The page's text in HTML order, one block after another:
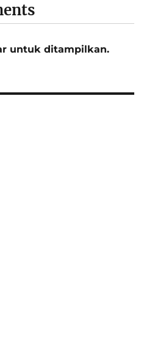
untuk ditampilkan.